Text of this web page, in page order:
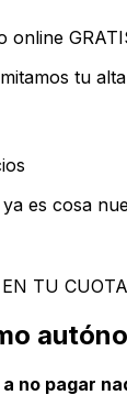
online
tu
es cosa
TU
no pagar